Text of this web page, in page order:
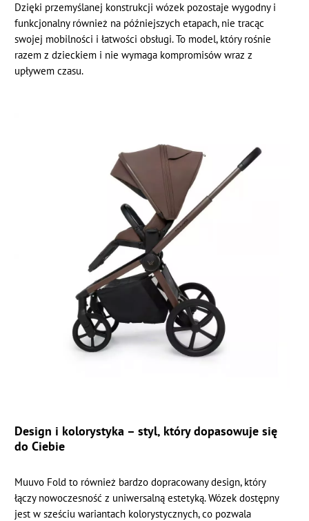
Dzięki przemyślanej konstrukcji wózek pozostaje wygodny i
funkcjonalny również na późniejszych etapach, nie tracąc
swojej mobilności i łatwości obsługi. To model, który rośnie
razem z dzieckiem i nie wymaga kompromisów wraz z
upływem czasu.
Design i kolorystyka – styl, który dopasowuje się
do Ciebie
Muuvo Fold to również bardzo dopracowany design, który
łączy nowoczesność z uniwersalną estetyką. Wózek dostępny
jest w sześciu wariantach kolorystycznych, co pozwala